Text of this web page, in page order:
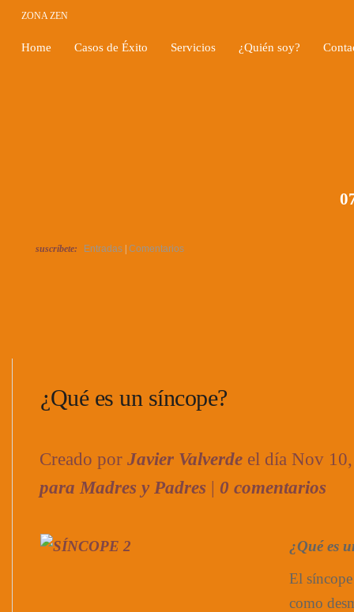
ZONA ZEN
Home Casos de Éxito Servicios ¿Quién soy?
suscríbete: Entradas Comentarios
¿Qué es un síncope?
Creado por Javier Valverde el día Nov
para Madres y Padres | 0 comentarios
¿Qué es
El
como